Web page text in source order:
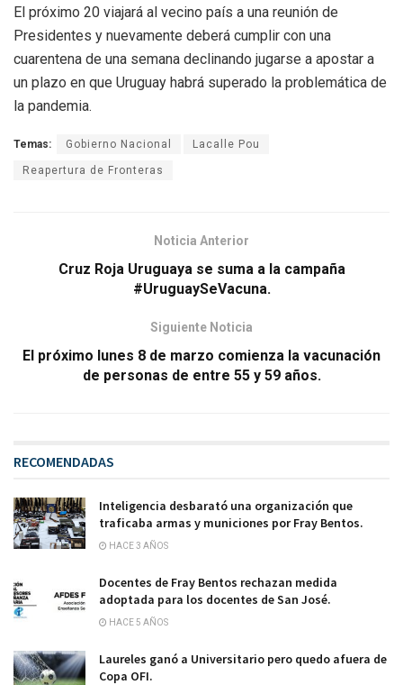
El próximo 20 viajará al vecino país a una reunión de
Presidentes y nuevamente deberá cumplir con una
cuarentena de una semana declinando jugarse a apostar a
un plazo en que Uruguay habrá superado la problemática de
la pandemia.
Temas: Gobierno Nacional Lacalle Pou
Reapertura de Fronteras
Noticia Anterior
Cruz Roja Uruguaya se suma a la campaña
#UruguaySeVacuna.
Siguiente Noticia
El próximo lunes 8 de marzo comienza la vacunación
de personas de entre 55 y 59 años.
RECOMENDADAS
Inteligencia desbarató una organización que
traficaba armas y municiones por Fray Bentos.
HACE 3 AÑOS
Docentes de Fray Bentos rechazan medida
adoptada para los docentes de San José.
HACE 5 AÑOS
Laureles ganó a Universitario pero quedo afuera de
Copa OFI.